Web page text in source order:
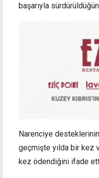
başarıyla
Narenciye desteklerinin
geçmişte yılda bir kez
kez ödendiğini ifade